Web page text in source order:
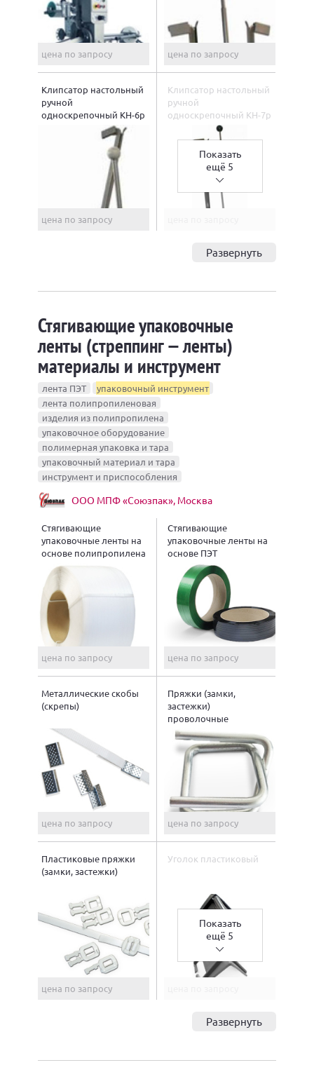
цена по запросу цена по запросу
Клипсатор настольный
ручной
односкрепочный КН-6р
цена по запросу
Клипсатор настольный
ручной
односкрепочный КН-7р
Показать
ещё 5
Развернуть
Стягивающие упаковочные
ленты (стреппинг — ленты)
материалы и инструмент
лента ПЭТ
упаковочный инструмент
лента полипропиленовая
изделия из полипропилена
упаковочное оборудование
полимерная упаковка и тара
упаковочный материал и тара
инструмент и приспособления
ООО МПФ «Союзпак», Москва
Стягивающие
упаковочные ленты на
основе полипропилена
(ПП)
цена по запросу
Стягивающие
упаковочные ленты на
основе ПЭТ
цена по запросу
Металлические скобы
(скрепы)
цена по запросу
Пряжки (замки,
застежки)
проволочные
(металлические)
цена по запросу
Пластиковые пряжки
(замки, застежки)
цена по запросу
Уголок пластиковый
Показать
ещё 5
Развернуть